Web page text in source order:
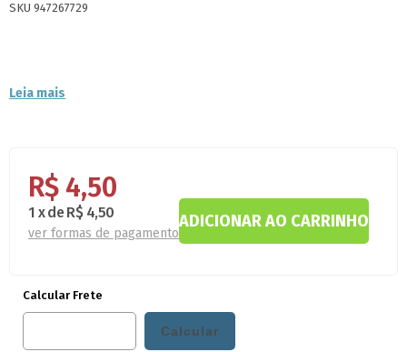
SKU 947267729
Leia mais
R$ 4,50
1 x de R$ 4,50
ver formas de pagamento
Calcular Frete